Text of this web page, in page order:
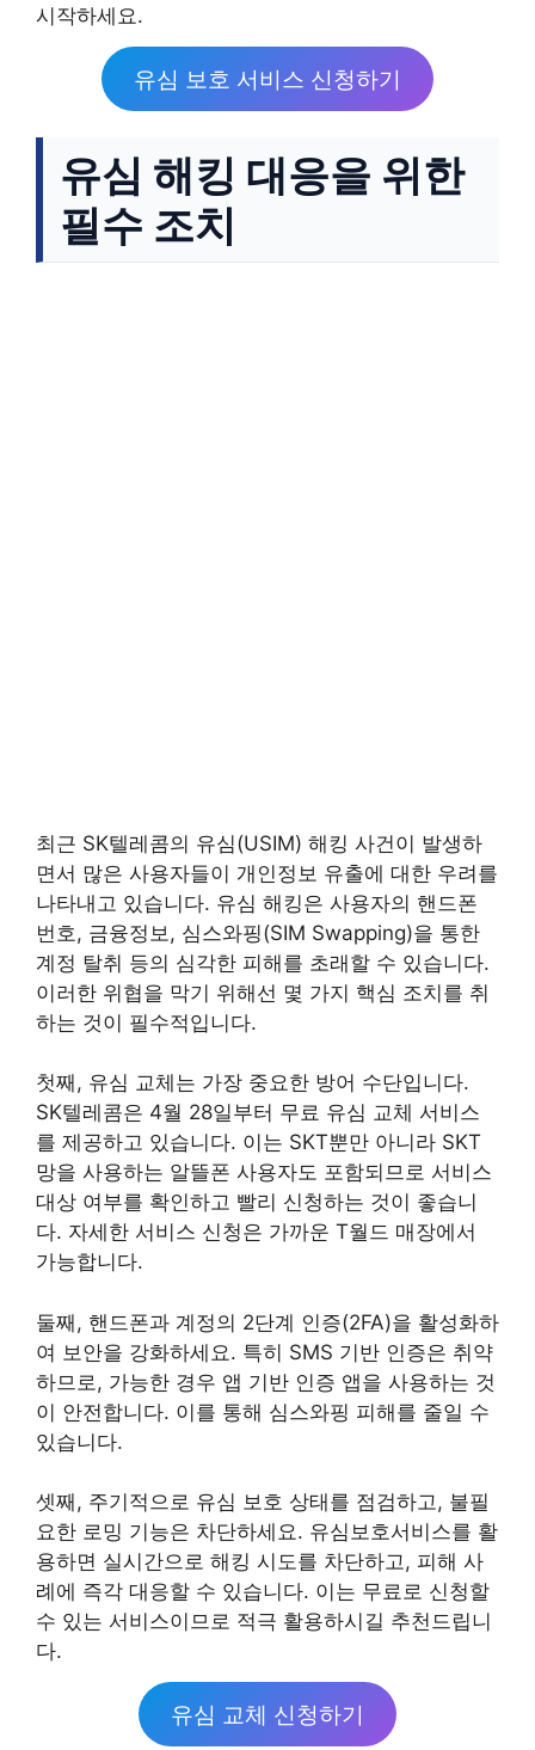
시작하세요.
유심 보호 서비스 신청하기
유심 해킹 대응을 위한
필수 조치
최근 SK텔레콤의 유심(USIM) 해킹 사건이 발생하
면서 많은 사용자들이 개인정보 유출에 대한 우려를
나타내고 있습니다. 유심 해킹은 사용자의 핸드폰
번호, 금융정보, 심스와핑(SIM Swapping)을 통한
계정 탈취 등의 심각한 피해를 초래할 수 있습니다.
이러한 위협을 막기 위해선 몇 가지 핵심 조치를 취
하는 것이 필수적입니다.
첫째, 유심 교체는 가장 중요한 방어 수단입니다.
SK텔레콤은 4월 28일부터 무료 유심 교체 서비스
를 제공하고 있습니다. 이는 SKT뿐만 아니라 SKT
망을 사용하는 알뜰폰 사용자도 포함되므로 서비스
대상 여부를 확인하고 빨리 신청하는 것이 좋습니
다. 자세한 서비스 신청은 가까운 T월드 매장에서
가능합니다.
둘째, 핸드폰과 계정의 2단계 인증(2FA)을 활성화하
여 보안을 강화하세요. 특히 SMS 기반 인증은 취약
하므로, 가능한 경우 앱 기반 인증 앱을 사용하는 것
이 안전합니다. 이를 통해 심스와핑 피해를 줄일 수
있습니다.
셋째, 주기적으로 유심 보호 상태를 점검하고, 불필
요한 로밍 기능은 차단하세요. 유심보호서비스를 활
용하면 실시간으로 해킹 시도를 차단하고, 피해 사
례에 즉각 대응할 수 있습니다. 이는 무료로 신청할
수 있는 서비스이므로 적극 활용하시길 추천드립니
다.
유심 교체 신청하기